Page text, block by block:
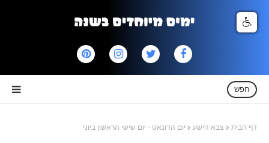
חפש
דף הבית צבא הישע יום הדונאט- יום שישי הראשון ביוני